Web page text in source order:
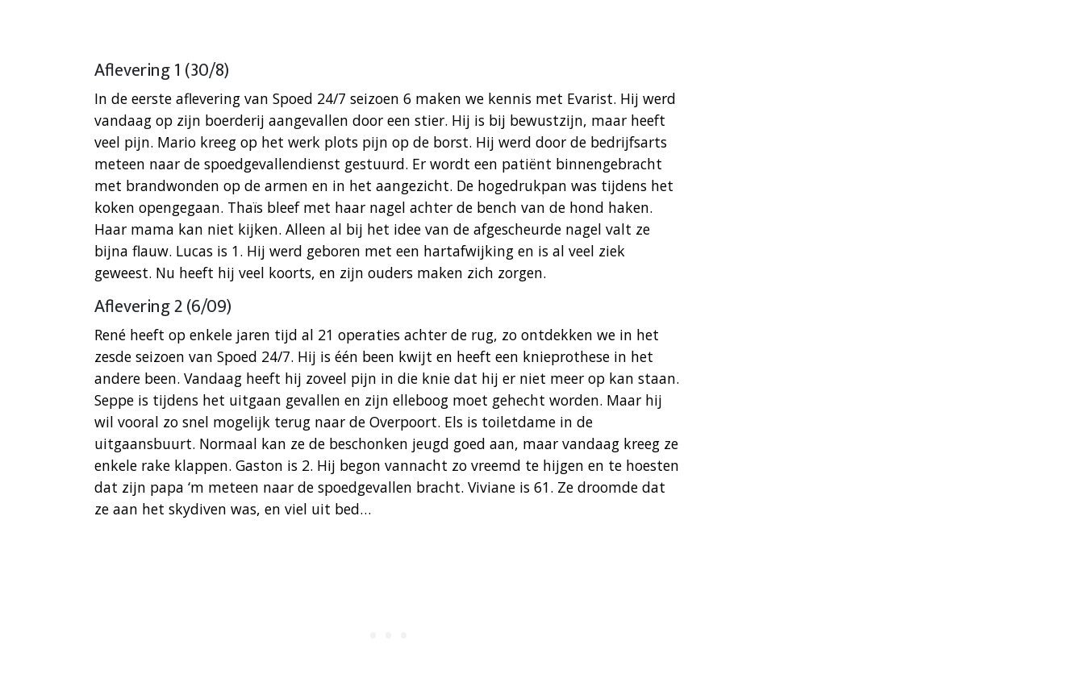
Aflevering 1 (30/8)
In de eerste aflevering van Spoed 24/7 seizoen 6 maken we kennis met Evarist. Hij werd
vandaag op zijn boerderij aangevallen door een stier. Hij is bij bewustzijn, maar heeft
veel pijn. Mario kreeg op het werk plots pijn op de borst. Hij werd door de bedrijfsarts
meteen naar de spoedgevallendienst gestuurd. Er wordt een patiënt binnengebracht
met brandwonden op de armen en in het aangezicht. De hogedrukpan was tijdens het
koken opengegaan. Thaïs bleef met haar nagel achter de bench van de hond haken.
Haar mama kan niet kijken. Alleen al bij het idee van de afgescheurde nagel valt ze
bijna flauw. Lucas is 1. Hij werd geboren met een hartafwijking en is al veel ziek
geweest. Nu heeft hij veel koorts, en zijn ouders maken zich zorgen.
Aflevering 2 (6/09)
René heeft op enkele jaren tijd al 21 operaties achter de rug, zo ontdekken we in het
zesde seizoen van Spoed 24/7. Hij is één been kwijt en heeft een knieprothese in het
andere been. Vandaag heeft hij zoveel pijn in die knie dat hij er niet meer op kan staan.
Seppe is tijdens het uitgaan gevallen en zijn elleboog moet gehecht worden. Maar hij
wil vooral zo snel mogelijk terug naar de Overpoort. Els is toiletdame in de
uitgaansbuurt. Normaal kan ze de beschonken jeugd goed aan, maar vandaag kreeg ze
enkele rake klappen. Gaston is 2. Hij begon vannacht zo vreemd te hijgen en te hoesten
dat zijn papa ‘m meteen naar de spoedgevallen bracht. Viviane is 61. Ze droomde dat
ze aan het skydiven was, en viel uit bed…